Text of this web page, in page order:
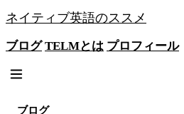
ネイティブ英語のススメ
ブログ TELMとは プロフィール
ブログ